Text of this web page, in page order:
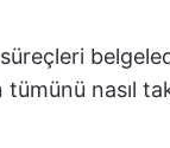
tümünü nasıl